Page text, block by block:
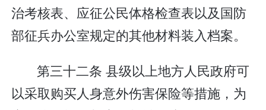
治考核表、应征公民体格检查表以及国防
部征兵办公室规定的其他材料装入档案。
第三十二条 县级以上地方人民政府可
以采取购买人身意外伤害保险等措施，为